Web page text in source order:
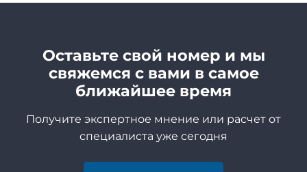
Оставьте свой номер и мы
свяжемся с вами в самое
ближайшее время
Получите экспертное мнение или расчет от
специалиста уже сегодня